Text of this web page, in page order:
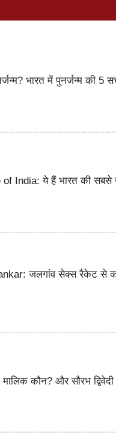
भारत में पुनर्जन्म की 5
India: ये हैं भारत की सबसे
जलगांव सेक्स रैकेट से
कौन? और सौरभ